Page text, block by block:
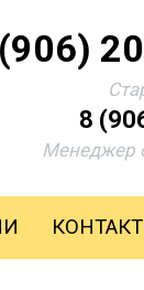
8
Менеджер